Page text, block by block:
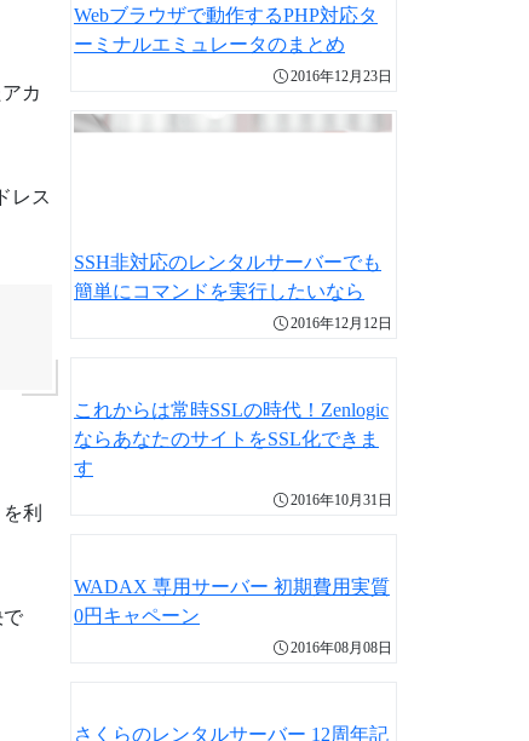
カ
レス
利
Webブラウザで動作するPHP対応タ
ーミナルエミュレータのまとめ
2016年12月23日
SSH非対応のレンタルサーバーでも
簡単にコマンドを実行したいなら
2016年12月12日
これからは常時SSLの時代！Zenlogic
ならあなたのサイトをSSL化できま
す
2016年10月31日
WADAX 専用サーバー 初期費用実質
0円キャペーン
2016年08月08日
さくらのレンタルサーバー 12周年記